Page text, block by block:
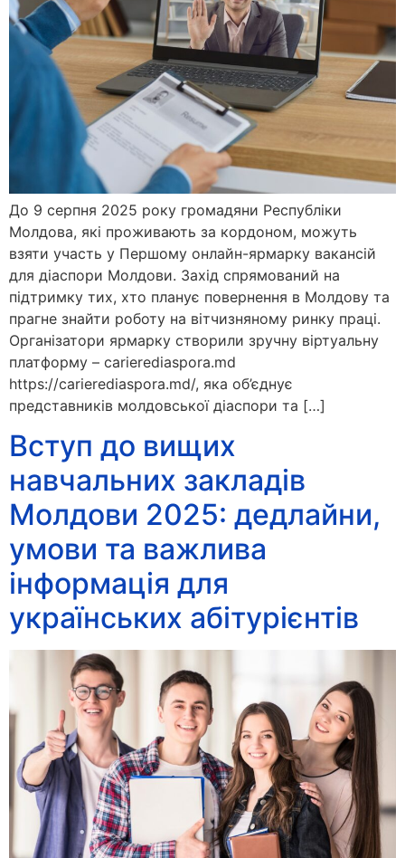
До 9 серпня 2025 року громадяни Республіки
Молдова, які проживають за кордоном, можуть
взяти участь у Першому онлайн-ярмарку вакансій
для діаспори Молдови. Захід спрямований на
підтримку тих, хто планує повернення в Молдову та
прагне знайти роботу на вітчизняному ринку праці.
Організатори ярмарку створили зручну віртуальну
платформу – carierediaspora.md
https://carierediaspora.md/, яка об’єднує
представників молдовської діаспори та […]
Вступ до вищих
навчальних закладів
Молдови 2025: дедлайни,
умови та важлива
інформація для
українських абітурієнтів